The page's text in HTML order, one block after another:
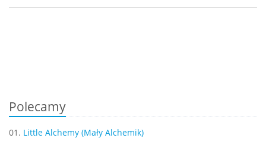
Polecamy
01. Little Alchemy (Mały Alchemik)